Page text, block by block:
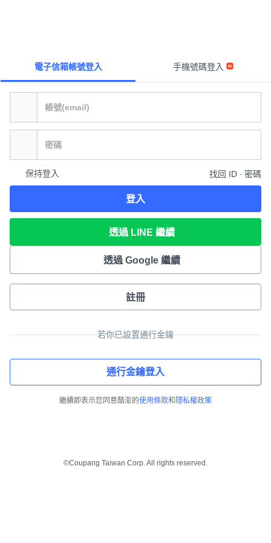
電子信箱帳號登入 手機號碼登入
保持登入 找回 ID ∙ 密碼
登入
透過 LINE 繼續
透過 Google 繼續
註冊
若你已設置通行金鑰
通行金鑰登入
繼續即表示您同意酷澎的使用條款和 隱私權政策
©Coupang Taiwan Corp. All rights reserved.